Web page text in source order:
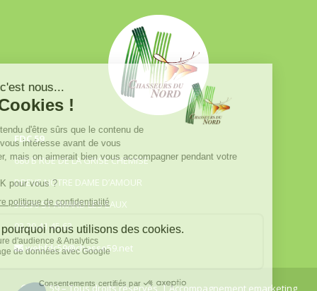
FDC 59
680 B RUE DE LA GRISE CHEMISE
DREVE NOTRE DAME D’AMOUR
59230 ST AMAND LES EAUX
03.20.41.45.63
webfdc59@chasse59.net
© FDC 59 – Tous droits réservés| Accompagnement emarketing